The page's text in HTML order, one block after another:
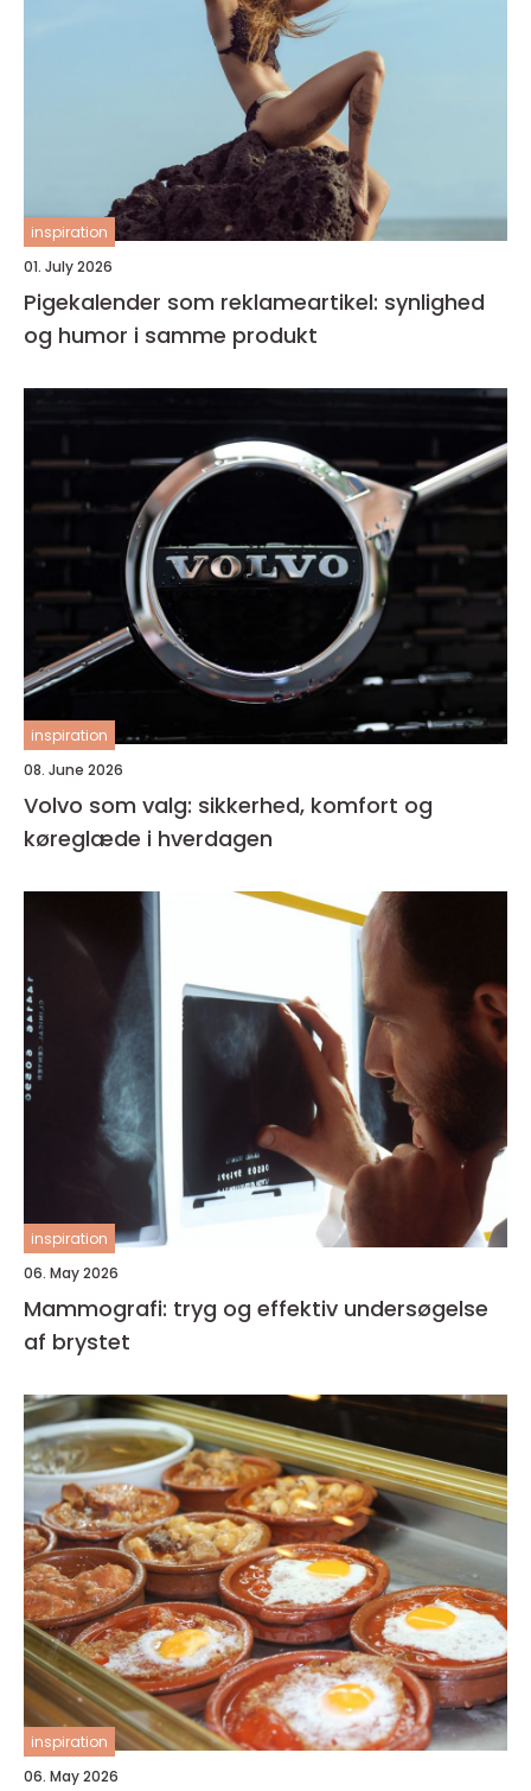
inspiration
01. July 2026
Pigekalender som reklameartikel: synlighed
og humor i samme produkt
inspiration
08. June 2026
Volvo som valg: sikkerhed, komfort og
køreglæde i hverdagen
inspiration
06. May 2026
Mammografi: tryg og effektiv undersøgelse
af brystet
inspiration
06. May 2026